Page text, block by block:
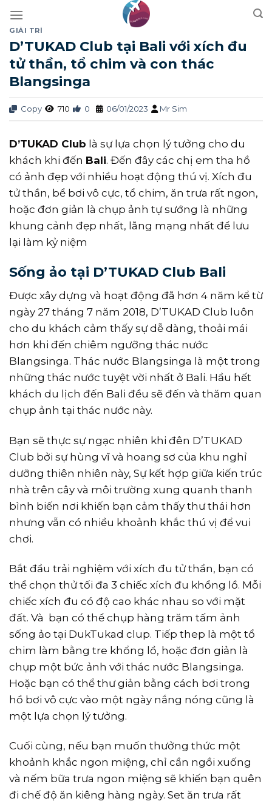
GIẢI TRÍ
D’TUKAD Club tại Bali với xích đu
tử thần, tổ chim và con thác
Blangsinga
Copy 710 0 06/01/2023 Mr Sim
D’TUKAD Club là sự lựa chọn lý tưởng cho du
khách khi đến Bali. Đến đây các chị em tha hồ
có ảnh đẹp với nhiều hoạt động thú vị. Xích đu
tử thần, bể bơi vô cực, tổ chim, ăn trưa rất ngon,
hoặc đơn giản là chụp ảnh tự sướng là những
khung cảnh đẹp nhất, lãng mạng nhất để lưu
lại làm kỷ niệm
Sống ảo tại D’TUKAD Club Bali
Được xây dựng và hoạt động đã hơn 4 năm kể từ
ngày 27 tháng 7 năm 2018, D’TUKAD Club luôn
cho du khách cảm thấy sự dễ dàng, thoải mái
hơn khi đến chiêm ngưỡng thác nước
Blangsinga. Thác nước Blangsinga là một trong
những thác nước tuyệt vời nhất ở Bali. Hầu hết
khách du lịch đến Bali đều sẽ đến và thăm quan
chụp ảnh tại thác nước này.
Bạn sẽ thực sự ngạc nhiên khi đên D’TUKAD
Club bởi sự hùng vĩ và hoang sơ của khu nghỉ
dưỡng thiên nhiên này, Sự kết hợp giữa kiến trúc
nhà trên cây và môi trường xung quanh thanh
bình biến nơi khiến bạn cảm thấy thư thái hơn
nhưng vẫn có nhiều khoảnh khắc thú vị để vui
chơi.
Bắt đầu trải nghiệm với xích đu tử thần, bạn có
thể chọn thử tối đa 3 chiếc xích đu khổng lồ. Mỗi
chiếc xích đu có độ cao khác nhau so với mặt
đất. Và bạn có thể chụp hàng trăm tấm ảnh
sống ảo tại DukTukad clup. Tiếp thep là một tổ
chim làm bằng tre khổng lồ, hoặc đơn giản là
chụp một bức ảnh với thác nước Blangsinga.
Hoặc bạn có thể thư giản bằng cách bơi trong
hồ bơi vô cực vào một ngày nắng nóng cũng là
một lựa chọn lý tưởng.
Cuối cùng, nếu bạn muốn thưởng thức một
khoảnh khắc ngon miệng, chỉ cần ngồi xuống
và nếm bữa trưa ngon miệng sẽ khiến bạn quên
đi chế độ ăn kiêng hàng ngày. Set ăn trưa rất